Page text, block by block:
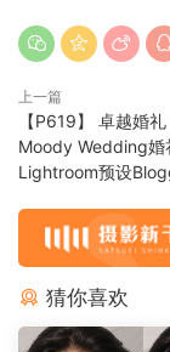
上一篇
【P619】 卓越婚
Moody Wedding婚
Lightroom预设
猜你喜欢